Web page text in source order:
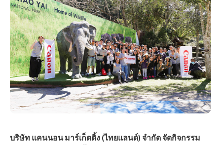
บริษัท แคนนอน มาร์เก็ตติ้ง (ไทยแลนด์) จำกัด จัดกิจกรรม